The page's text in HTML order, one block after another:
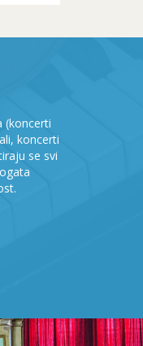
(koncerti
koncerti
se svi